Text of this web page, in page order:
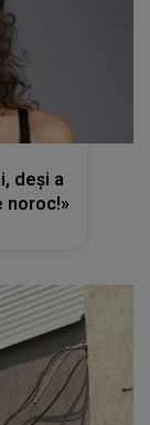
deși a
noroc!»